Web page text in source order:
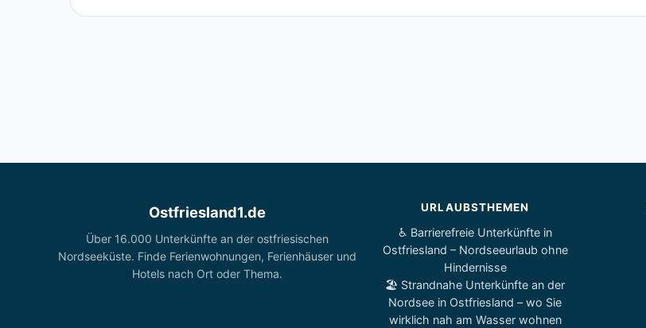
Ostfriesland1.de
Über 16.000 Unterkünfte an der ostfriesischen
Nordseeküste. Finde Ferienwohnungen, Ferienhäuser und
Hotels nach Ort oder Thema.
URLAUBSTHEMEN
♿ Barrierefreie Unterkünfte in
Ostfriesland – Nordseeurlaub ohne
Hindernisse
🏖️ Strandnahe Unterkünfte an der
Nordsee in Ostfriesland – wo Sie
wirklich nah am Wasser wohnen